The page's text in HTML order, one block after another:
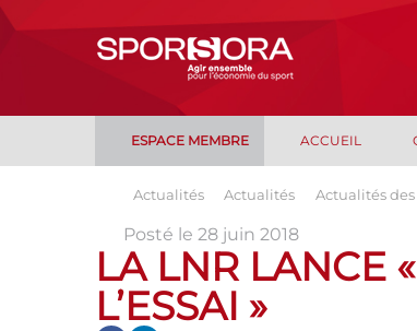
ESPACE MEMBRE ACCUEIL
Actualités Actualités Actualités des
Posté le 28 juin 2018
LA LNR LANCE
L’ESSAI »